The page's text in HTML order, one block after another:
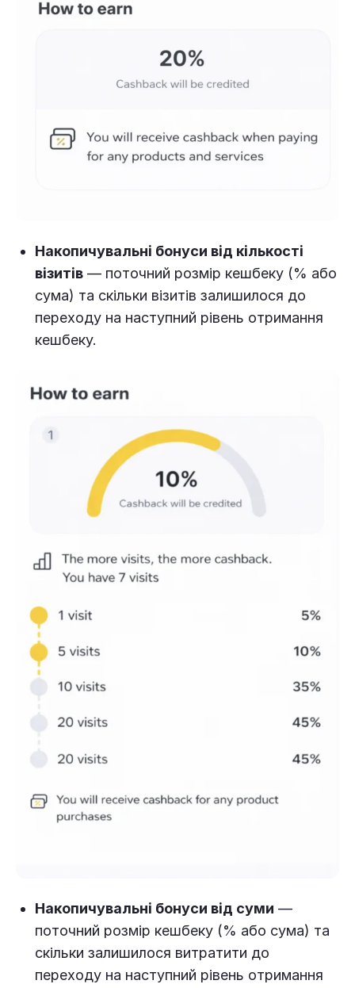
Накопичувальні бонуси від кількості
візитів — поточний розмір кешбеку (% або
сума) та скільки візитів залишилося до
переходу на наступний рівень отримання
кешбеку.
Накопичувальні бонуси від суми —
поточний розмір кешбеку (% або сума) та
скільки залишилося витратити до
переходу на наступний рівень отримання